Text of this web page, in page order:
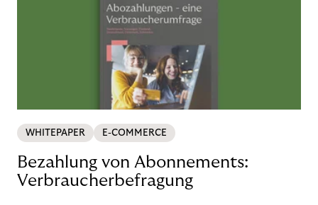
WHITEPAPER E-COMMERCE
Bezahlung von Abonnements:
Verbraucherbefragung